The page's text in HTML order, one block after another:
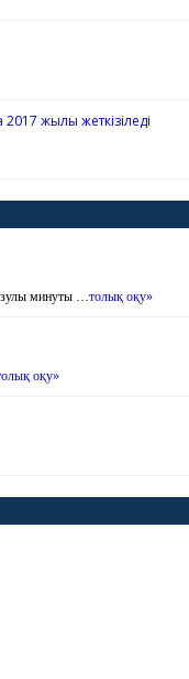
жылы жеткізіледі
минуты … толық оқу»
оқу»